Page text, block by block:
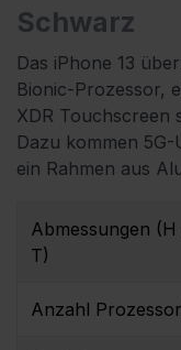
Schwarz
Das iPhone 13
Bionic-Prozessor,
XDR Touchscreen
Dazu kommen
ein Rahmen aus
Abmessungen
T)
Anzahl